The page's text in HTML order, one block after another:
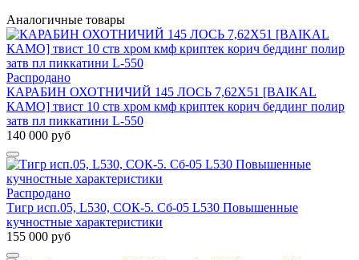
Аналогичные товары
Распродано
КАРАБИН ОХОТНИЧИЙ 145 ЛОСЬ 7,62Х51 [BAIKAL
КАМО] твист 10 ств хром кмф криптек корич беддинг полир
затв пл пиккатини L-550
140 000 руб
Распродано
Тигр исп.05, L530, СОК-5. Сб-05 L530 Повышенные
кучностные характеристики
155 000 руб